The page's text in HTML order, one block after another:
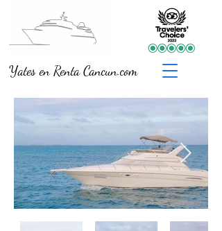
Yates en Renta Cancun.com